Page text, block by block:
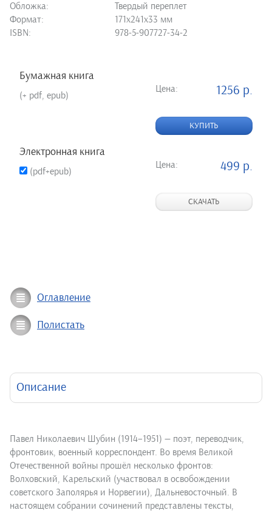
Обложка:
Твердый переплет
Формат:
171х241х33 мм
ISBN:
978-5-907727-34-2
Бумажная книга
(+ pdf, epub)
Цена: 1256 р.
КУПИТЬ
Электронная книга
(pdf+epub)
Цена: 499 р.
СКАЧАТЬ
Оглавление
Полистать
Описание
Павел Николаевич Шубин (1914–1951) — поэт, переводчик,
фронтовик, военный корреспондент. Во время Великой
Отечественной войны прошёл несколько фронтов:
Волховский, Карельский (участвовал в освобождении
советского Заполярья и Норвегии), Дальневосточный. В
настоящем собрании сочинений представлены тексты,